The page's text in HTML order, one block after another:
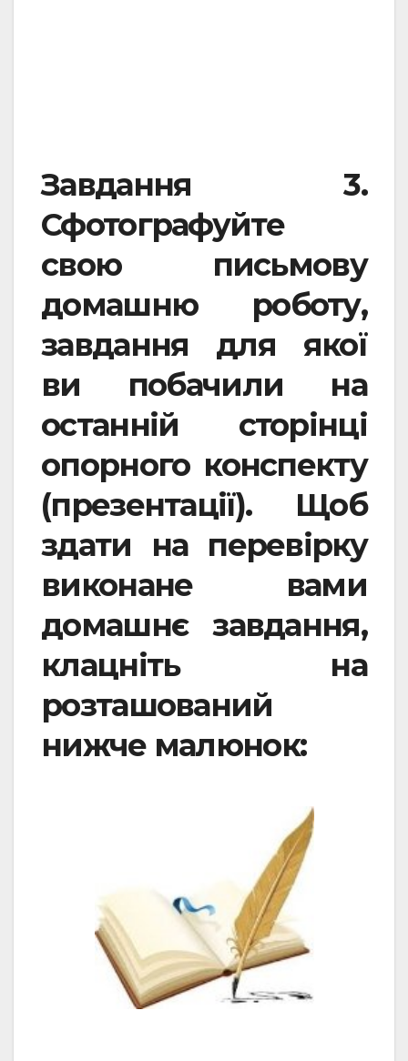
Завдання 3.
Сфотографуйте
свою письмову
домашню роботу,
завдання для якої
ви побачили на
останній сторінці
опорного конспекту
(презентації). Щоб
здати на перевірку
виконане вами
домашнє завдання,
клацніть на
розташований
нижче малюнок: